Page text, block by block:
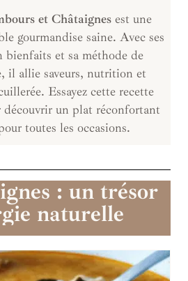
et Châtaignes est une
gourmandise saine. Avec ses
bienfaits et sa méthode de
il allie saveurs, nutrition et
Essayez cette recette
découvrir un plat réconfortant
toutes les occasions.
: un trésor
naturelle